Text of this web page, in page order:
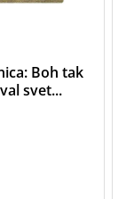
Boh tak
svet...